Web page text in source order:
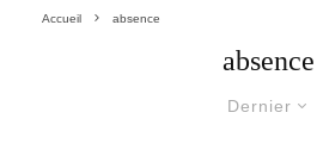
Accueil absence
absence
Dernier